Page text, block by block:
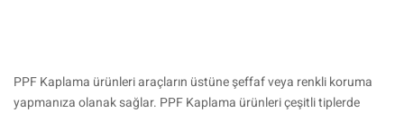
PPF Kaplama ürünleri araçların üstüne şeffaf veya renkli koruma
yapmanıza olanak sağlar. PPF Kaplama ürünleri çeşitli tiplerde